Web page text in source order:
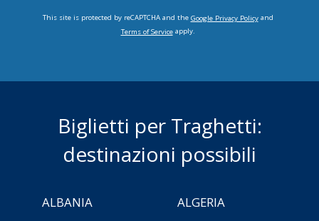
This site is protected by reCAPTCHA and the Google Privacy Policyand
Terms of Serviceapply.
Biglietti per Traghetti:
destinazioni possibili
ALBANIA
ALGERIA